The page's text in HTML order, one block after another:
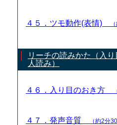
４５．ツモ動作(表情)
リーチの読みかた（入
人読み）
４６．入り目のおき方
４７．発声音質 （約2分